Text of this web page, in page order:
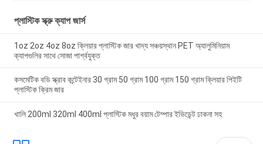
প্লাস্টিক স্ক্রু ক্যাপ জার্স
1oz 2oz 4oz 8oz ক্লিয়ার প্লাস্টিক জার খাদ্য সঞ্চয়স্থান PET অ্যালুমিনিয়াম
ক্যাপগুলির সাথে সোজা পার্শ্বযুক্ত
কসমেটিক বডি স্ক্রাব কন্টেইনার 30 গ্রাম 50 গ্রাম 100 গ্রাম 150 গ্রাম ক্লিয়ার পিইটি
প্লাস্টিক ক্রিম জার
খালি 200ml 320ml 400ml প্লাস্টিক মধুর বয়াম টেম্পার ইভিডেন্ট ঢাকনা সহ